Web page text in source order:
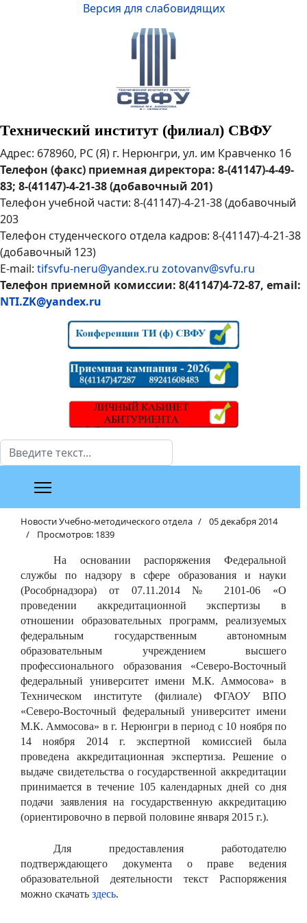
Версия для слабовидящих
Технический институт (филиал) СВФУ
Адрес: 678960, РС (Я) г. Нерюнгри, ул. им Кравченко 16
Телефон (факс) приемная директора: 8-(41147)-4-49-
83; 8-(41147)-4-21-38 (добавочный 201)
Телефон учебной части: 8-(41147)-4-21-38 (добавочный
203
Телефон студенческого отдела кадров: 8-(41147)-4-21-38
(добавочный 123)
E-mail: tifsvfu-neru@yandex.ru zotovanv@svfu.ru
Телефон приемной комиссии: 8(41147)4-72-87, email:
NTI.ZK@yandex.ru
Поиск
Новости Учебно-методического отдела
05 декабря 2014
Просмотров: 1839
На основании распоряжения Федеральной
службы по надзору в сфере образования и науки
(Рособрнадзора) от 07.11.2014 № 2101-06 «О
проведении аккредитационной экспертизы в
отношении образовательных программ, реализуемых
федеральным государственным автономным
образовательным учреждением высшего
профессионального образования «Северо-Восточный
федеральный университет имени М.К. Аммосова» в
Техническом институте (филиале) ФГАОУ ВПО
«Северо-Восточный федеральный университет имени
М.К. Аммосова» в г. Нерюнгри в период с 10 ноября по
14 ноября 2014 г. экспертной комиссией была
проведена аккредитационная экспертиза. Решение о
выдаче свидетельства о государственной аккредитации
принимается в течение 105 календарных дней со дня
подачи заявления на государственную аккредитацию
(ориентировочно в первой половине января 2015 г.).
Для предоставления работодателю
подтверждающего документа о праве ведения
образовательной деятельности текст Распоряжения
можно скачать здесь.